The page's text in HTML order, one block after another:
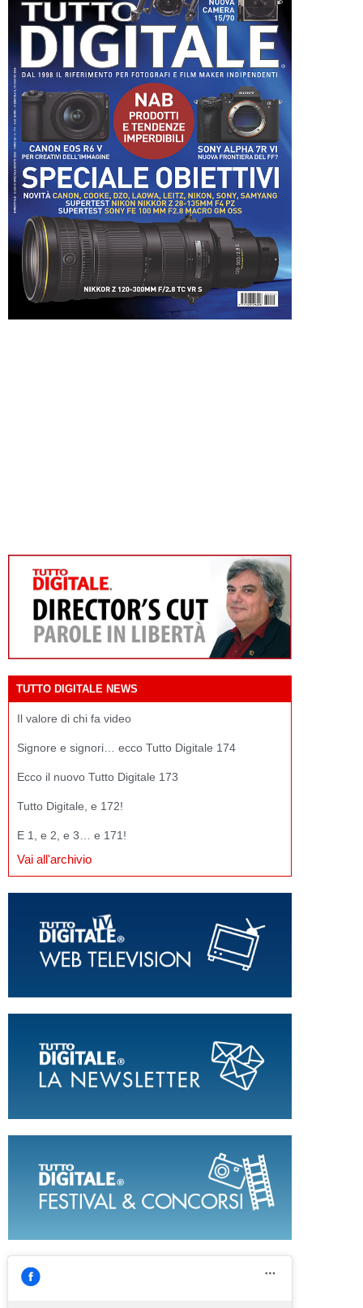
TUTTO DIGITALE NEWS
Il valore di chi fa video
Signore e signori… ecco Tutto Digitale 174
Ecco il nuovo Tutto Digitale 173
Tutto Digitale, e 172!
E 1, e 2, e 3… e 171!
Vai all'archivio